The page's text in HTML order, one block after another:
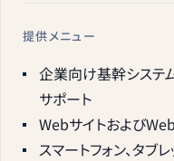
提供メニュー
企業向け基幹システ
サポート
Webサイトおよび
スマートフォン、タブ